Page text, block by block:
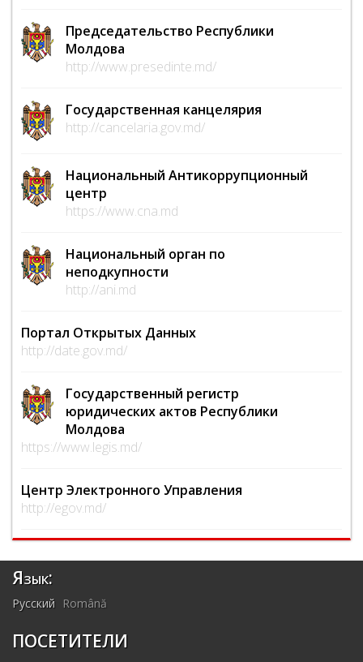
Председательство Республики
Молдова
http://www.presedinte.md/
Государственная канцелярия
http://cancelaria.gov.md/
Национальный Антикоррупционный
центр
https://www.cna.md
Национальный орган по
неподкупности
http://ani.md
Портал Открытых Данных
http://date.gov.md/
Государственный регистр
юридических актов Республики
Молдова
https://www.legis.md/
Центр Электронного Управления
http://egov.md/
Язык:
Русский Română
ПОСЕТИТЕЛИ